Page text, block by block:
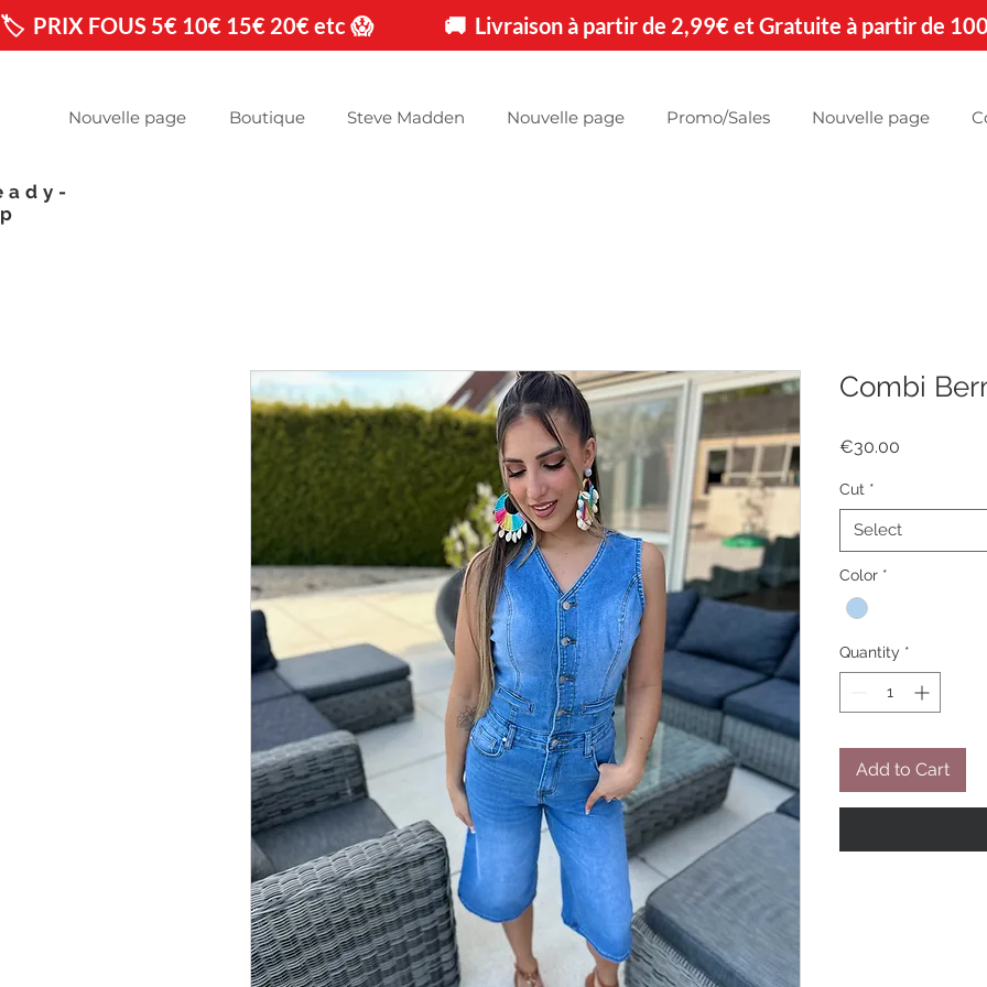
🏷️  PRIX FOUS 5€ 10€ 15€ 20€ etc 😱                🚚  Livraison à partir de 2,99€ et Gratuite à partir de
Nouvelle page Boutique Steve Madden Nouvelle page Promo/Sales Nouvelle page
Combi
€30.00
Cut *
Select
Color *
Quantity *
Add to Cart